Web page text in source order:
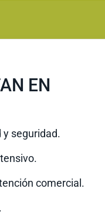
EN
y seguridad.
comercial.